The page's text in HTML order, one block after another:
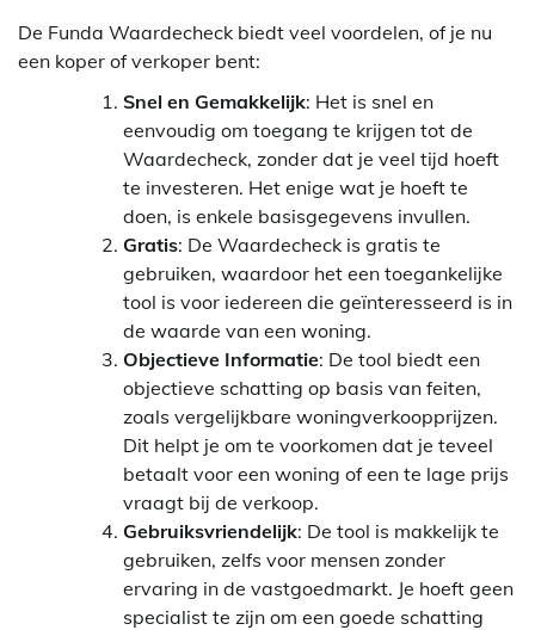
De Funda Waardecheck biedt veel voordelen, of je nu
een koper of verkoper bent:
Snel en Gemakkelijk: Het is snel en
eenvoudig om toegang te krijgen tot de
Waardecheck, zonder dat je veel tijd hoeft
te investeren. Het enige wat je hoeft te
doen, is enkele basisgegevens invullen.
Gratis: De Waardecheck is gratis te
gebruiken, waardoor het een toegankelijke
tool is voor iedereen die geïnteresseerd is in
de waarde van een woning.
Objectieve Informatie: De tool biedt een
objectieve schatting op basis van feiten,
zoals vergelijkbare woningverkoopprijzen.
Dit helpt je om te voorkomen dat je teveel
betaalt voor een woning of een te lage prijs
vraagt bij de verkoop.
Gebruiksvriendelijk: De tool is makkelijk te
gebruiken, zelfs voor mensen zonder
ervaring in de vastgoedmarkt. Je hoeft geen
specialist te zijn om een goede schatting